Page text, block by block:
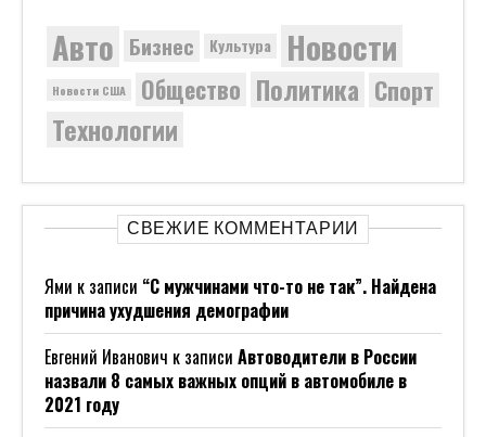
Авто Бизнес Культура Новости
Новости США Общество Политика Спорт
Технологии
СВЕЖИЕ КОММЕНТАРИИ
Ями к записи “С мужчинами что-то не так”. Найдена
причина ухудшения демографии
Евгений Иванович к записи Автоводители в России
назвали 8 самых важных опций в автомобиле в
2021 году